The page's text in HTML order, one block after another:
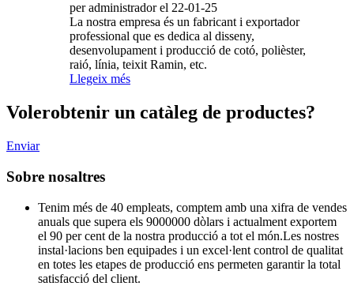
per administrador el 22-01-25
La nostra empresa és un fabricant i exportador
professional que es dedica al disseny,
desenvolupament i producció de cotó, polièster,
raió, línia, teixit Ramin, etc.
Llegeix més
Volerobtenir un catàleg de productes?
Enviar
Sobre nosaltres
Tenim més de 40 empleats, comptem amb una xifra de vendes
anuals que supera els 9000000 dòlars i actualment exportem
el 90 per cent de la nostra producció a tot el món.Les nostres
instal·lacions ben equipades i un excel·lent control de qualitat
en totes les etapes de producció ens permeten garantir la total
satisfacció del client.